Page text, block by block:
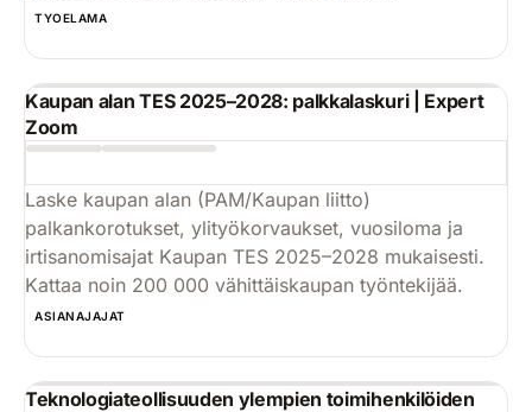
TYOELAMA
Kaupan alan TES 2025–2028: palkkalaskuri | Expert
Zoom
Laske kaupan alan (PAM/Kaupan liitto)
palkankorotukset, ylityökorvaukset, vuosiloma ja
irtisanomisajat Kaupan TES 2025–2028 mukaisesti.
Kattaa noin 200 000 vähittäiskaupan työntekijää.
ASIANAJAJAT
Teknologiateollisuuden ylempien toimihenkilöiden